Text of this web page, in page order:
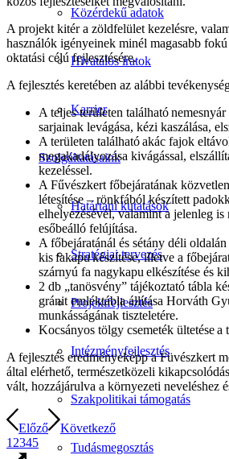
Közérdekű adatok
Hivatalos iratok
Karrier
Szolgáltatásaink
Határtani kutatások
Stratégiai tervezés
Projektfejlesztés
Intézményfejlesztés
Szakpolitikai támogatás
Tudásmegosztás
A projekt kitér a zöldfelület kezelésre,
használók igényeinek minél magasabb
oktatási célú fejlesztésére.
A fejlesztés keretében az alábbi
A teljes területen található
sarjainak levágása, kézi kaszálása,
A területen található akác fajok
megakadályozása kivágással,
kezeléssel.
A Fűvészkert főbejáratának
létesítése – rönkfából készített
elhelyezésévél, valamint a jelenleg is
esőbeálló felújítása.
A főbejáratánál és sétány déli
kis fakapu készítése, illetve a
szárnyú fa nagykapu elkészítése és
2 db „tanösvény” tájékoztató tábla
gránit emléktábla állítása Horváth
munkásságának tiszteletére.
Kocsányos tölgy csemeték ültetése a
A fejlesztés eredményeképp a Füvészkert
által elérhető, természetközeli
vált, hozzájárulva a környezeti neveléshez
Előző
Következő
1 2345